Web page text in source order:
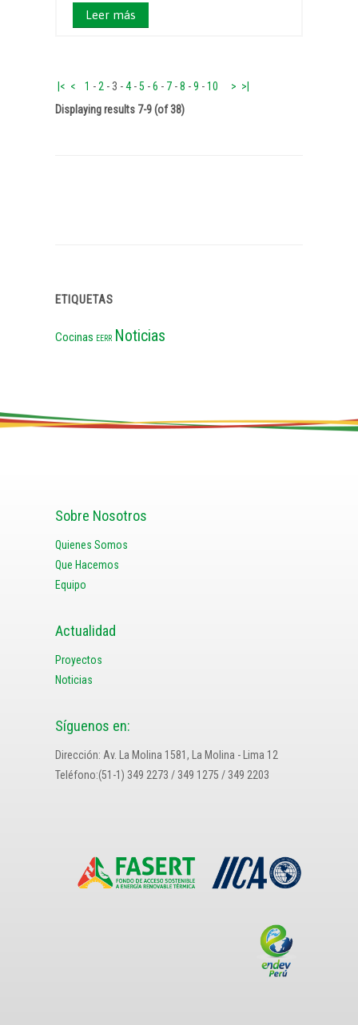
Leer más
|< < 1 -2 - 3 -4-5 -6 - 7 -8 -9 -10 > >|
Displaying results 7-9 (of 38)
ETIQUETAS
Cocinas EERR Noticias
Sobre Nosotros
Quienes Somos
Que Hacemos
Equipo
Actualidad
Proyectos
Noticias
Síguenos en:
Dirección: Av. La Molina 1581, La Molina - Lima 12
Teléfono:(51-1) 349 2273 / 349 1275 / 349 2203